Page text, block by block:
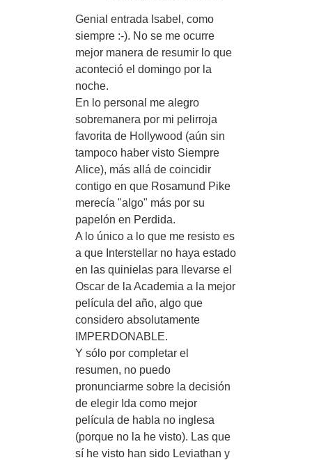
Genial entrada Isabel, como
siempre :-). No se me ocurre
mejor manera de resumir lo que
aconteció el domingo por la
noche.
En lo personal me alegro
sobremanera por mi pelirroja
favorita de Hollywood (aún sin
tampoco haber visto Siempre
Alice), más allá de coincidir
contigo en que Rosamund Pike
merecía "algo" más por su
papelón en Perdida.
A lo único a lo que me resisto es
a que Interstellar no haya estado
en las quinielas para llevarse el
Oscar de la Academia a la mejor
película del año, algo que
considero absolutamente
IMPERDONABLE.
Y sólo por completar el
resumen, no puedo
pronunciarme sobre la decisión
de elegir Ida como mejor
película de habla no inglesa
(porque no la he visto). Las que
sí he visto han sido Leviathan y